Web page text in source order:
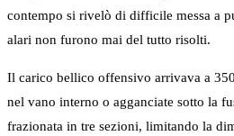
contempo si rivelò di difficile messa a
alari non furono mai del tutto risolti.
Il carico bellico offensivo arrivava a
nel vano interno o agganciate sotto la
frazionata in tre sezioni, limitando la